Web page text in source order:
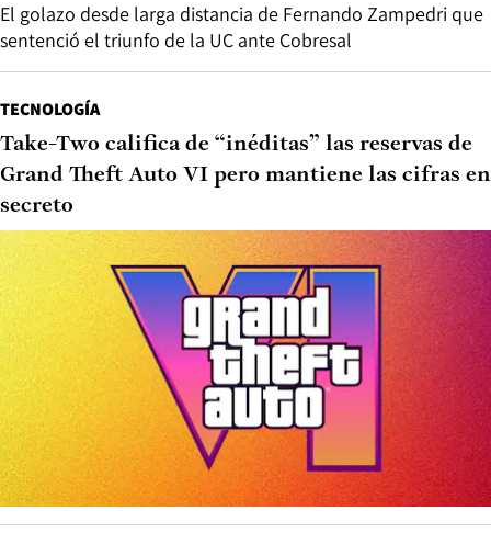
El golazo desde larga distancia de Fernando Zampedri que
sentenció el triunfo de la UC ante Cobresal
TECNOLOGÍA
Take-Two califica de “inéditas” las reservas de
Grand Theft Auto VI pero mantiene las cifras en
secreto